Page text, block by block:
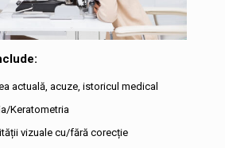
actuală, acuze, istoricul medical
Keratometria
vizuale cu/fără corecție